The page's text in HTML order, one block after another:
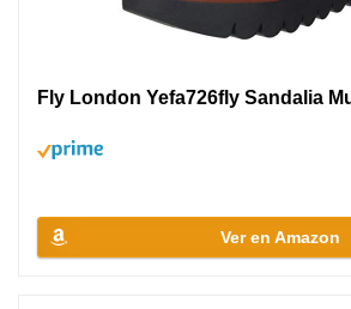
Fly London Yefa726fly Sandalia
Ver en Amazon